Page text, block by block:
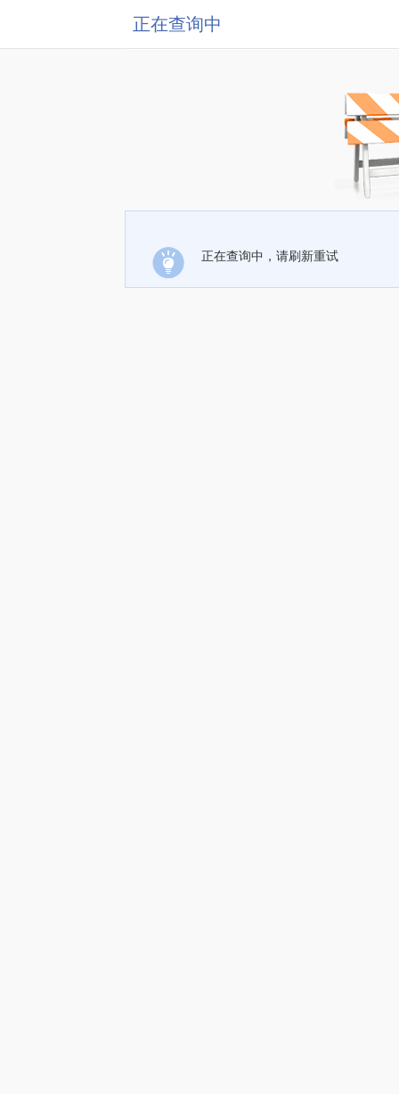
正在查询中
正在查询中，请刷新重试